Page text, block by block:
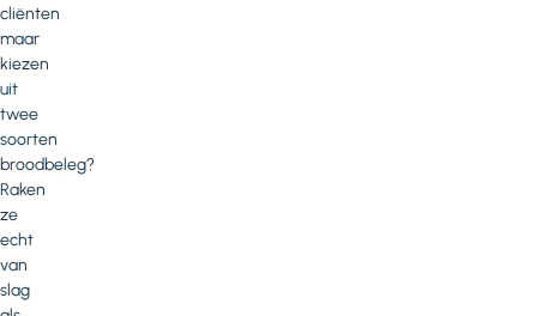
cliënten
maar
kiezen
uit
twee
soorten
broodbeleg?
Raken
ze
echt
van
slag